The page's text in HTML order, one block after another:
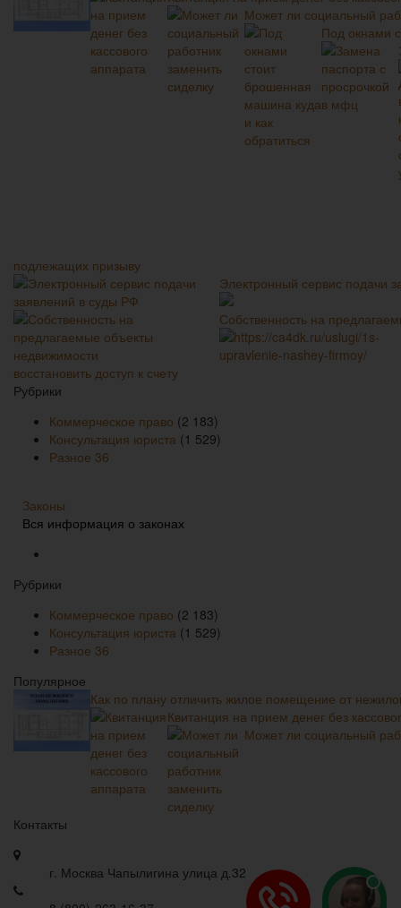
Может ли социальный
Под окнами
подлежащих призыву
Электронный сервис подачи
Собственность на
восстановить доступ к счету
Рубрики
Коммерческое право (2 183)
Консультация юриста (1 529)
Разное 36
Законы
Вся информация о законах
Рубрики
Коммерческое право (2 183)
Консультация юриста (1 529)
Разное 36
Популярное
Как по плану отличить жилое помещение от
Квитанция на прием денег без
Может ли социальный
Контакты
г. Москва Чапылигина улица д.32